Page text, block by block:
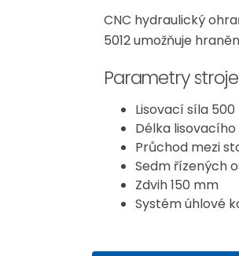
CNC hydraulický
5012 umožňuje
Parametry
Lisovací síla 500
Délka
Průchod mezi
Sedm řízených
Zdvih 150 mm
Systém úhlové